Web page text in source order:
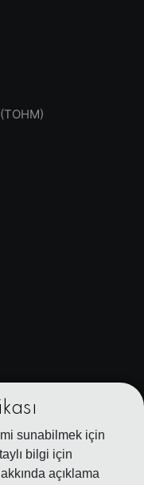
sunabilmek için
bilgi için
açıklama